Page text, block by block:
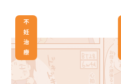
不
妊
治
療